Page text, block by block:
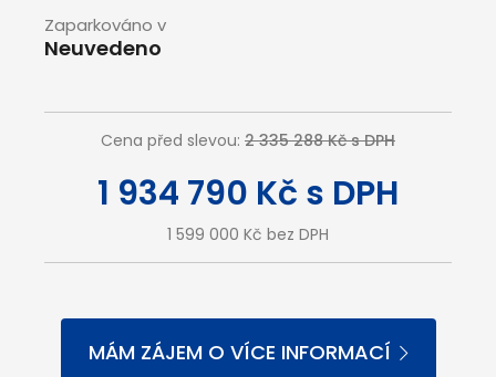
Zaparkováno v
Neuvedeno
Cena před slevou: 2 335 288 Kč s DPH
1 934 790 Kč s DPH
1 599 000 Kč bez DPH
MÁM ZÁJEM O VÍCE INFORMACÍ